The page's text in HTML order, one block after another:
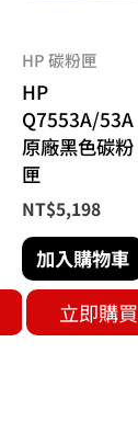
HP 碳粉匣
HP
Q7553A/53A
原廠黑色碳粉
匣
NT$5,198
加入購物車
立即購買